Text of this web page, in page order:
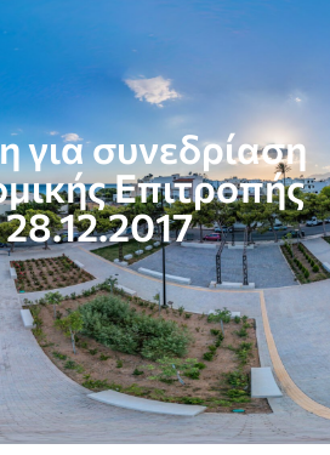
για συνεδρίαση
Επιτροπής
28.12.2017